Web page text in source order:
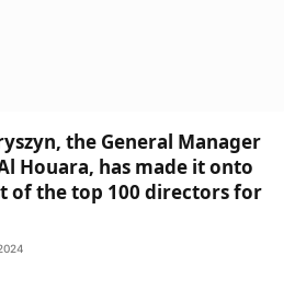
the General Manager
Houara, has made it onto
of the top 100 directors for